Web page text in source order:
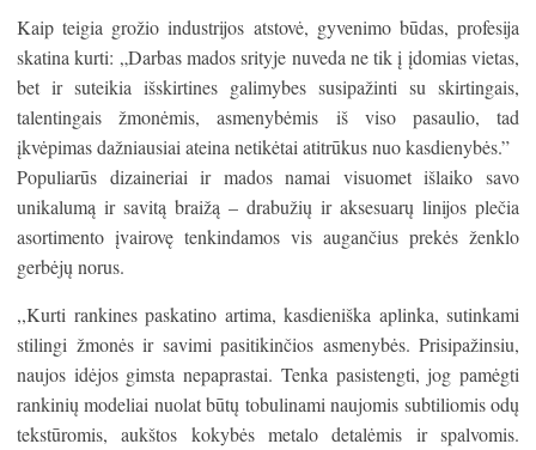
Kaip teigia grožio industrijos atstovė, gyvenimo būdas, profesija
skatina kurti: „Darbas mados srityje nuveda ne tik į įdomias vietas,
bet ir suteikia išskirtines galimybes susipažinti su skirtingais,
talentingais žmonėmis, asmenybėmis iš viso pasaulio, tad
įkvėpimas dažniausiai ateina netikėtai atitrūkus nuo kasdienybės.”
Populiarūs dizaineriai ir mados namai visuomet išlaiko savo
unikalumą ir savitą braižą – drabužių ir aksesuarų linijos plečia
asortimento įvairovę tenkindamos vis augančius prekės ženklo
gerbėjų norus.
,,Kurti rankines paskatino artima, kasdieniška aplinka, sutinkami
stilingi žmonės ir savimi pasitikinčios asmenybės. Prisipažinsiu,
naujos idėjos gimsta nepaprastai. Tenka pasistengti, jog pamėgti
rankinių modeliai nuolat būtų tobulinami naujomis subtiliomis odų
tekstūromis, aukštos kokybės metalo detalėmis ir spalvomis.